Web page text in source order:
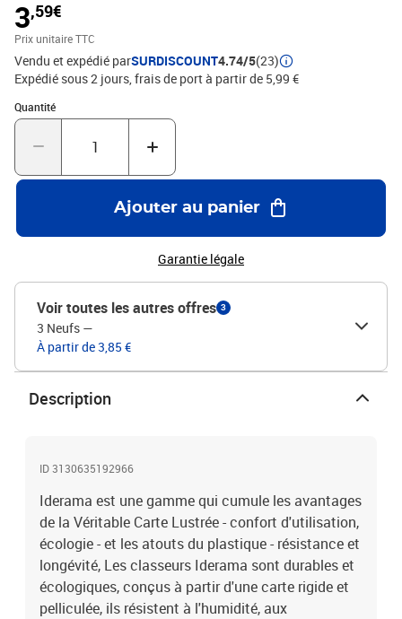
3,59€
Prix unitaire TTC
Vendu et expédié parSURDISCOUNT4.74/5(23)
Expédié sous 2 jours, frais de port à partir de 5,99 €
Quantité
Quantité : 1
Ajouter au panier
Garantie légale
Voir toutes les autres offres 3
3 Neufs —
À partir de 3,85 €
Description
ID 3130635192966
Iderama est une gamme qui cumule les avantages
de la Véritable Carte Lustrée - confort d'utilisation,
écologie - et les atouts du plastique - résistance et
longévité, Les classeurs Iderama sont durables et
écologiques, conçus à partir d'une carte rigide et
pelliculée, ils résistent à l'humidité, aux